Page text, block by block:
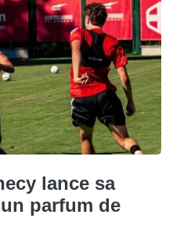
lance sa
parfum de